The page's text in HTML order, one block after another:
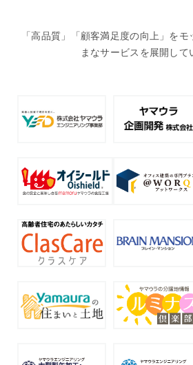
「高品質」「顧客満足度の向上」を
まなサービスを展開して